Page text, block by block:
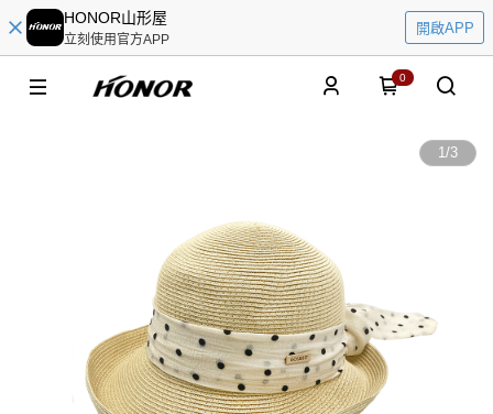
HONOR山形屋
立刻使用官方APP
開啟APP
0
1/3